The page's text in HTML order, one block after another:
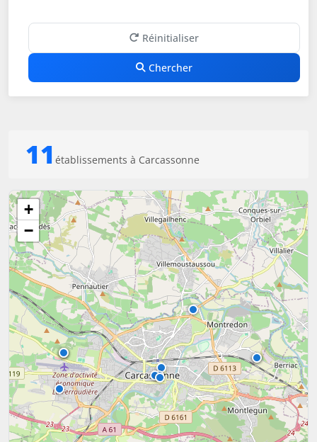
Réinitialiser
Chercher
11 établissements à Carcassonne
+
−